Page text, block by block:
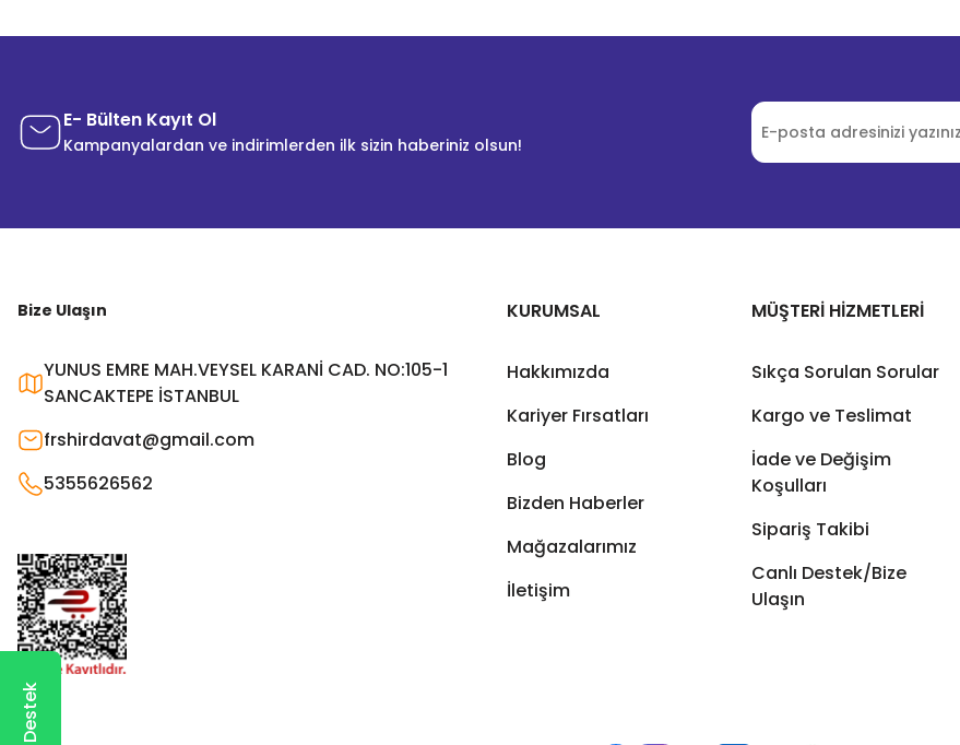
E- Bülten Kayıt Ol
Kampanyalardan ve indirimlerden ilk sizin haberiniz olsun!
Bize Ulaşın
YUNUS EMRE MAH.VEYSEL KARANİ CAD. NO:105-1
SANCAKTEPE İSTANBUL
frshirdavat@gmail.com
5355626562
KURUMSAL
Hakkımızda
Kariyer Fırsatları
Blog
Bizden Haberler
Mağazalarımız
İletişim
MÜŞTERİ HİZMETLERİ
Sıkça Sorulan Sorular
Kargo ve Teslimat
İade ve Değişim
Koşulları
Sipariş Takibi
Canlı Destek/Bize
Ulaşın